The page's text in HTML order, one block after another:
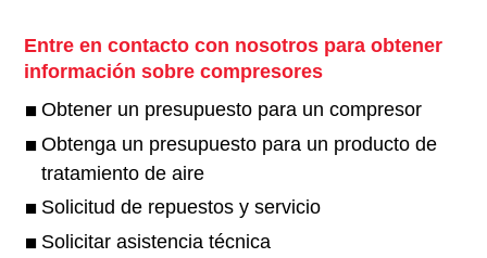
Entre en contacto con nosotros para obtener
información sobre compresores
Obtener un presupuesto para un compresor
Obtenga un presupuesto para un producto de
tratamiento de aire
Solicitud de repuestos y servicio
Solicitar asistencia técnica